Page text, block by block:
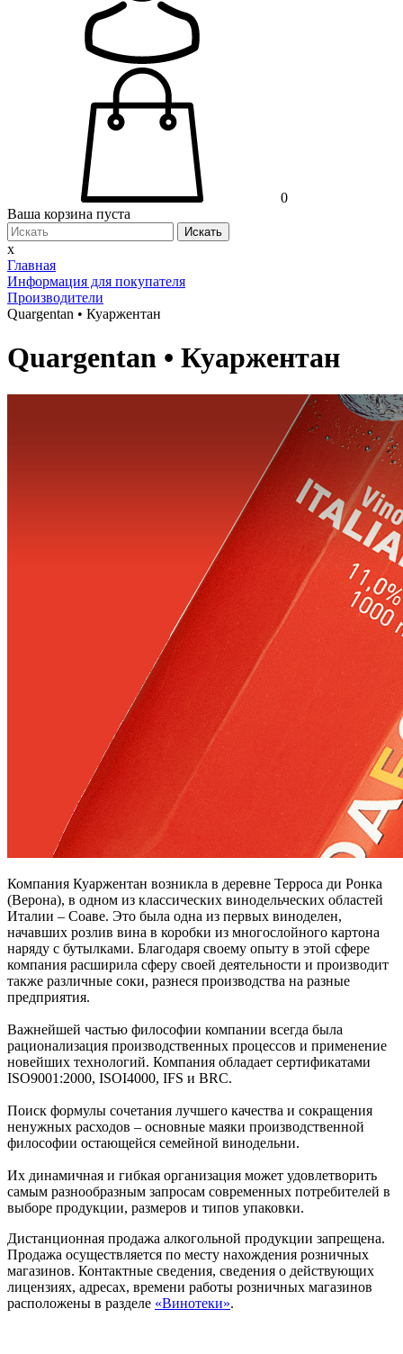
0
Ваша корзина пуста
Искать
x
Главная
Информация для покупателя
Производители
Quargentan • Куаржентан
Quargentan • Куаржентан
Компания Куаржентан возникла в деревне Терроса ди Ронка
(Верона), в одном из классических винодельческих областей
Италии – Соаве. Это была одна из первых виноделен,
начавших розлив вина в коробки из многослойного картона
наряду с бутылками. Благодаря своему опыту в этой сфере
компания расширила сферу своей деятельности и производит
также различные соки, разнеся производства на разные
предприятия.
Важнейшей частью философии компании всегда была
рационализация производственных процессов и применение
новейших технологий. Компания обладает сертификатами
ISO9001:2000, ISOI4000, IFS и BRC.
Поиск формулы сочетания лучшего качества и сокращения
ненужных расходов – основные маяки производственной
философии остающейся семейной винодельни.
Их динамичная и гибкая организация может удовлетворить
самым разнообразным запросам современных потребителей в
выборе продукции, размеров и типов упаковки.
Дистанционная продажа алкогольной продукции запрещена.
Продажа осуществляется по месту нахождения розничных
магазинов. Контактные сведения, сведения о действующих
лицензиях, адресах, времени работы розничных магазинов
расположены в разделе «Винотеки».